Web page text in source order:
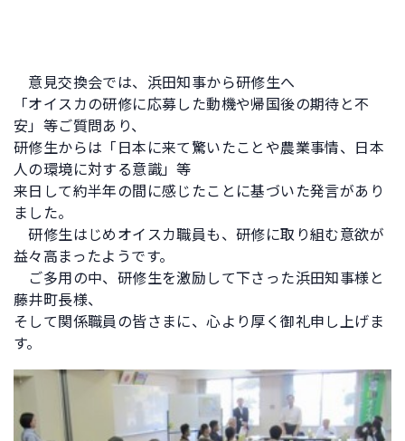
意見交換会では、浜田知事から研修生へ
「オイスカの研修に応募した動機や帰国後の期待と不
安」等ご質問あり、
研修生からは「日本に来て驚いたことや農業事情、日本
人の環境に対する意識」等
来日して約半年の間に感じたことに基づいた発言があり
ました。
研修生はじめオイスカ職員も、研修に取り組む意欲が
益々高まったようです。
ご多用の中、研修生を激励して下さった浜田知事様と
藤井町長様、
そして関係職員の皆さまに、心より厚く御礼申し上げま
す。